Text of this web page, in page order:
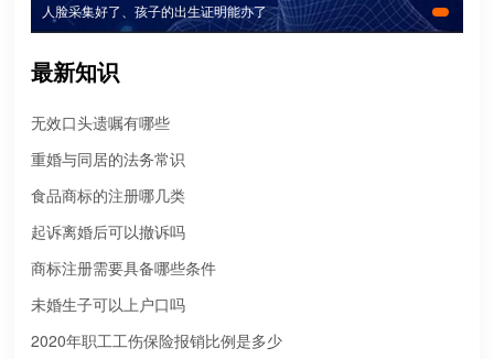
人脸采集好了、孩子的出生证明能办了
最新知识
无效口头遗嘱有哪些
重婚与同居的法务常识
食品商标的注册哪几类
起诉离婚后可以撤诉吗
商标注册需要具备哪些条件
未婚生子可以上户口吗
2020年职工工伤保险报销比例是多少